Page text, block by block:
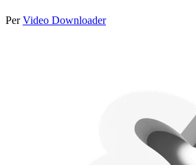
PerVideo Downloader